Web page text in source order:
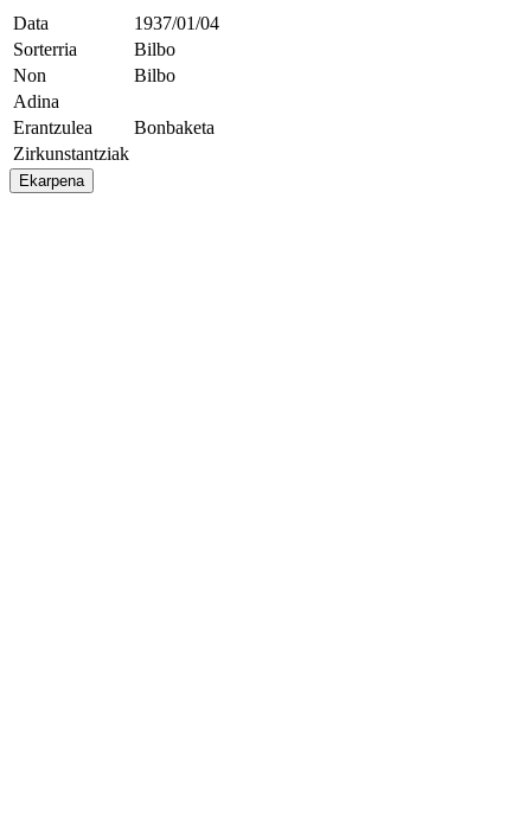
Data
1937/01/04
Sorterria
Bilbo
Non
Bilbo
Adina
Erantzulea
Bonbaketa
Zirkunstantziak